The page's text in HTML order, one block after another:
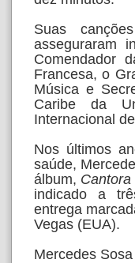
Suas
asseguraram
Comendador
Francesa, o
Música e
Caribe da
Internacional
Nos últimos
saúde,
álbum, Cantora
indicado a
entrega
Vegas (EUA).
Mercedes